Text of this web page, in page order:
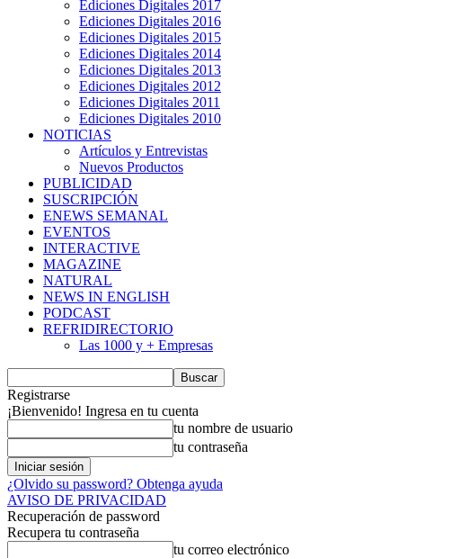
Ediciones Digitales 2017
Ediciones Digitales 2016
Ediciones Digitales 2015
Ediciones Digitales 2014
Ediciones Digitales 2013
Ediciones Digitales 2012
Ediciones Digitales 2011
Ediciones Digitales 2010
NOTICIAS
Artículos y Entrevistas
Nuevos Productos
PUBLICIDAD
SUSCRIPCIÓN
ENEWS SEMANAL
EVENTOS
INTERACTIVE
MAGAZINE
NATURAL
NEWS IN ENGLISH
PODCAST
REFRIDIRECTORIO
Las 1000 y + Empresas
Registrarse
¡Bienvenido! Ingresa en tu cuenta
tu nombre de usuario
tu contraseña
¿Olvido su password? Obtenga ayuda
AVISO DE PRIVACIDAD
Recuperación de password
Recupera tu contraseña
tu correo electrónico